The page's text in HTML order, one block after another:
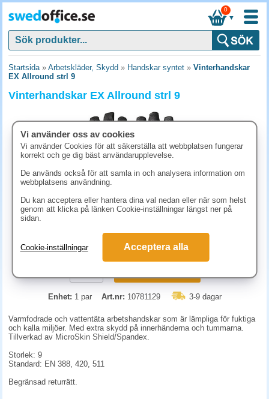
▼
0
Startsida» Arbetskläder, Skydd » Handskar syntet » Vinterhandskar
EX Allround strl 9
Vinterhandskar EX Allround strl 9
293.80 kr (inkl. moms)
Enhet: 1 par Art.nr: 10781129 3-9 dagar
Varmfodrade och vattentäta arbetshandskar som är lämpliga för fuktiga
och kalla miljöer. Med extra skydd på innerhänderna och tummarna.
Tillverkad av MicroSkin Shield/Spandex.
Storlek: 9
Standard: EN 388, 420, 511
Begränsad returrätt.
Vi använder oss av cookies
Vi använder Cookies för att säkerställa att webbplatsen fungerar
korrekt och ge dig bäst användarupplevelse.
De används också för att samla in och analysera information om
webbplatsens användning.
Du kan acceptera eller hantera dina val nedan eller när som helst
genom att klicka på länken Cookie-inställningar längst ner på
sidan.
Cookie-inställningar Acceptera alla